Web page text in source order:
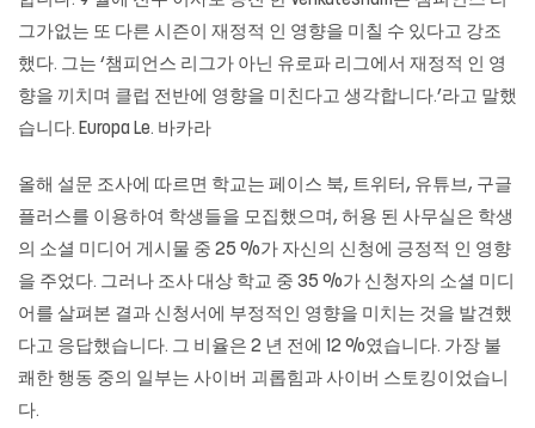
그가없는 또 다른 시즌이 재정적 인 영향을 미칠 수 있다고 강조
했다. 그는 ‘챔피언스 리그가 아닌 유로파 리그에서 재정적 인 영
향을 끼치며 클럽 전반에 영향을 미친다고 생각합니다.’라고 말했
습니다. Europa Le. 바카라
올해 설문 조사에 따르면 학교는 페이스 북, 트위터, 유튜브, 구글
플러스를 이용하여 학생들을 모집했으며, 허용 된 사무실은 학생
의 소셜 미디어 게시물 중 25 %가 자신의 신청에 긍정적 인 영향
을 주었다. 그러나 조사 대상 학교 중 35 %가 신청자의 소셜 미디
어를 살펴본 결과 신청서에 부정적인 영향을 미치는 것을 발견했
다고 응답했습니다. 그 비율은 2 년 전에 12 %였습니다. 가장 불
쾌한 행동 중의 일부는 사이버 괴롭힘과 사이버 스토킹이었습니
다.